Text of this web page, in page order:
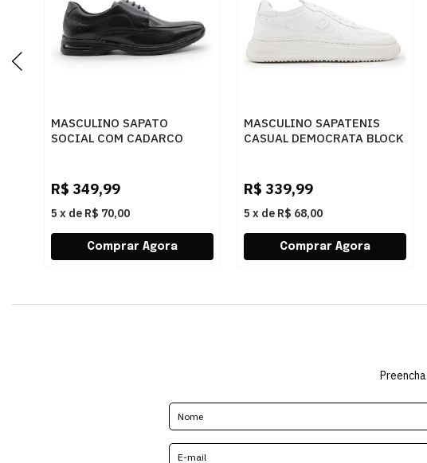
MASCULINO SAPATO
SOCIAL COM CADARCO
R$ 349,99
5 x de R$ 70,00
MASCULINO SAPATENIS
CASUAL DEMOCRATA BLOCK
R$ 339,99
5 x de R$ 68,00